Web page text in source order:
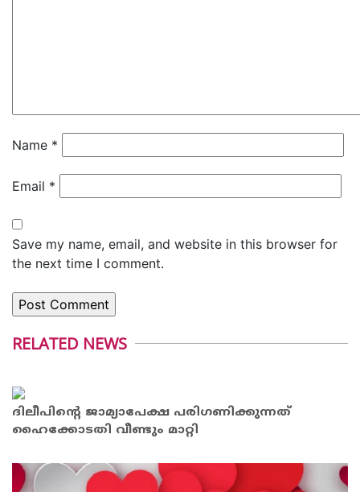
Name *
Email *
Save my name, email, and website in this browser for
the next time I comment.
RELATED NEWS
ദിലീപിന്റെ ജാമ്യാപേക്ഷ പരിഗണിക്കുന്നത്
ഹൈക്കോടതി വീണ്ടും മാറ്റി